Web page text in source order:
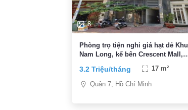
8
Phòng trọ tiện nghi giá hạt dẻ Khu
Nam Long, kế bên Crescent Mall,
3.2 Triệu/tháng 17 m²
Quận 7, Hồ Chí Minh